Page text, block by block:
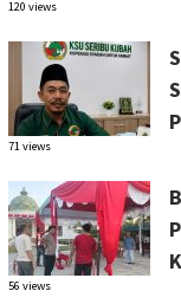
120 views
71 views
56 views